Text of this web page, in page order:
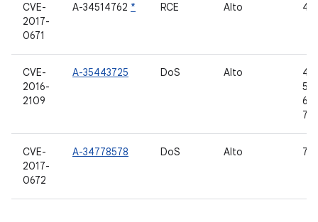
CVE-
2017-
0671
A-34514762 * RCE Alto
CVE-
2016-
2109
A-35443725 DoS Alto
CVE-
2017-
0672
A-34778578 DoS Alto